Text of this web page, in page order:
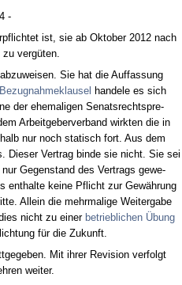
-
ist, sie ab Ok­to­ber 2012 nach
vergüten.
Sie hat die Auf­fas­sung
Be­zug­nah­me­klau­sel han­de­le es sich
der ehe­ma­li­gen Se­nats­recht­spre­
Ar­beit­ge­ber­ver­band wirk­ten die in
nur noch sta­tisch fort. Aus dem
Die­ser Ver­trag bin­de sie nicht. Sie sei
Ge­gen­stand des Ver­trags ge­we­
ent­hal­te kei­ne Pflicht zur Gewährung
Al­lein die mehr­ma­li­ge Wei­ter­ga­be
nicht zu ei­ner be­trieb­li­chen Übung
für die Zu­kunft.
Mit ih­rer Re­vi­si­on ver­folgt
wei­ter.